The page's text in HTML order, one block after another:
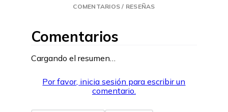
COMENTARIOS / RESEÑAS
Comentarios
Cargando el resumen…
Por favor, inicia sesión para escribir un
comentario.